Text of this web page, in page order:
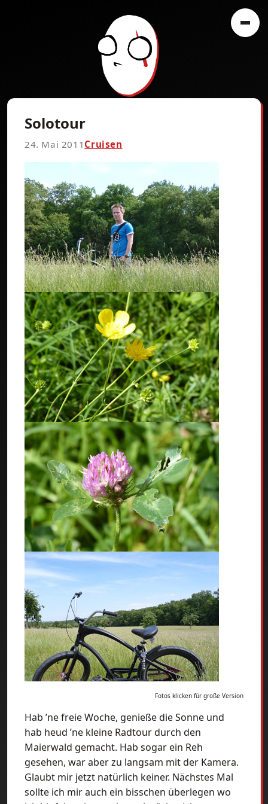
Solotour
24. Mai 2011 Cruisen
Fotos klicken für große Version
Hab ’ne freie Woche, genieße die Sonne und
hab heud ’ne kleine Radtour durch den
Maierwald gemacht. Hab sogar ein Reh
gesehen, war aber zu langsam mit der Kamera.
Glaubt mir jetzt natürlich keiner. Nächstes Mal
sollte ich mir auch ein bisschen überlegen wo